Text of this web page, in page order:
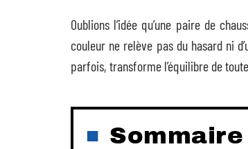
Oublions l’idée qu’une paire de
couleur ne relève pas du hasard ni
parfois, transforme l’équilibre de
Sommaire